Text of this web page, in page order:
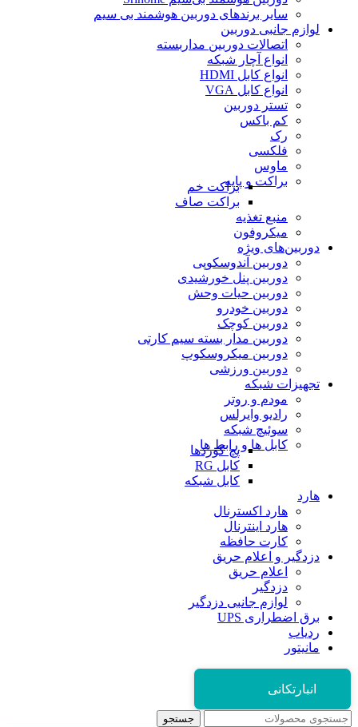
سایر برندهای دوربین هوشمند بی سیم
لوازم جانبی دوربین
اتصالات دوربین مداربسته
انواع آچار شبکه
انواع کابل HDMI
انواع کابل VGA
تستر دوربین
کم باکس
رک
فلکسی
ماوس
براکت و پایهبراکت خم
براکت صاف
منبع تغذیه
میکروفون
دوربین‌های ویژه
دوربین آندوسکوپی
دوربین پنل خورشیدی
دوربین حیات وحش
دوربین خودرو
دوربین کوچک
دوربین مدار بسته سیم کارتی
دوربین میکروسکوپ
دوربین ورزشی
تجهیزات شبکه
مودم و روتر
رادیو وایرلس
سوئیچ شبکه
کابل ها و رابط ها
پچ کوردها
کابل RG
کابل شبکه
هارد
هارد اکسترنال
هارد اینترنال
کارت حافظه
دزدگیر و اعلام حریق
اعلام حریق
دزدگیر
لوازم جانبی دزدگیر
برق اضطراری UPS
ردیاب
مانیتور
انبارتکانی
جستجو